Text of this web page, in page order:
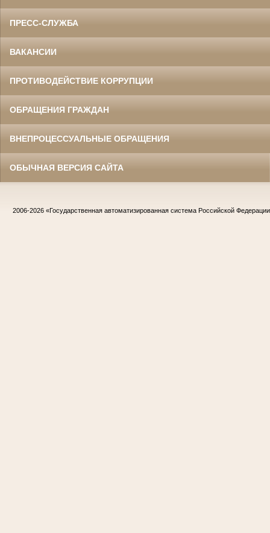
ПРЕСС-СЛУЖБА
ВАКАНСИИ
ПРОТИВОДЕЙСТВИЕ КОРРУПЦИИ
ОБРАЩЕНИЯ ГРАЖДАН
ВНЕПРОЦЕССУАЛЬНЫЕ ОБРАЩЕНИЯ
ОБЫЧНАЯ ВЕРСИЯ САЙТА
2006-2026 «Государственная автоматизированная система Российской